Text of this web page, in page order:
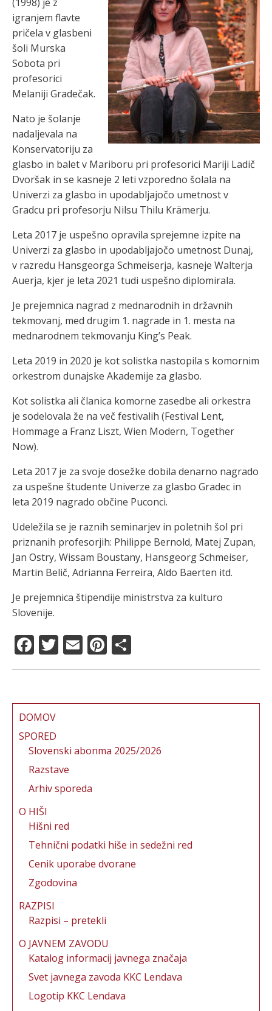
igranjem flavte
pričela v glasbeni
šoli Murska
Sobota pri
profesorici
Melaniji Gradečak.
Nato je šolanje
nadaljevala na
Konservatoriju za
glasbo in balet v Mariboru pri profesorici Mariji Ladič
Dvoršak in se kasneje 2 leti vzporedno šolala na
Univerzi za glasbo in upodabljajočo umetnost v
Gradcu pri profesorju Nilsu Thilu Krämerju.
Leta 2017 je uspešno opravila sprejemne izpite na
Univerzi za glasbo in upodabljajočo umetnost Dunaj,
v razredu Hansgeorga Schmeiserja, kasneje Walterja
Auerja, kjer je leta 2021 tudi uspešno diplomirala.
Je prejemnica nagrad z mednarodnih in državnih
tekmovanj, med drugim 1. nagrade in 1. mesta na
mednarodnem tekmovanju King’s Peak.
Leta 2019 in 2020 je kot solistka nastopila s komornim
orkestrom dunajske Akademije za glasbo.
Kot solistka ali članica komorne zasedbe ali orkestra
je sodelovala že na več festivalih (Festival Lent,
Hommage a Franz Liszt, Wien Modern, Together
Now).
Leta 2017 je za svoje dosežke dobila denarno nagrado
za uspešne študente Univerze za glasbo Gradec in
leta 2019 nagrado občine Puconci.
Udeležila se je raznih seminarjev in poletnih šol pri
priznanih profesorjih: Philippe Bernold, Matej Zupan,
Jan Ostry, Wissam Boustany, Hansgeorg Schmeiser,
Martin Belič, Adrianna Ferreira, Aldo Baerten itd.
Je prejemnica štipendije ministrstva za kulturo
Slovenije.
F
a
e
b
o
o
k
T
w
te
E
m
l
Pi
n
re
h
re
DOMOV
SPORED
Slovenski abonma 2025/2026
Razstave
Arhiv sporeda
O HIŠI
Hišni red
Tehnični podatki hiše in sedežni red
Cenik uporabe dvorane
Zgodovina
RAZPISI
Razpisi – pretekli
O JAVNEM ZAVODU
Katalog informacij javnega značaja
Svet javnega zavoda KKC Lendava
Logotip KKC Lendava